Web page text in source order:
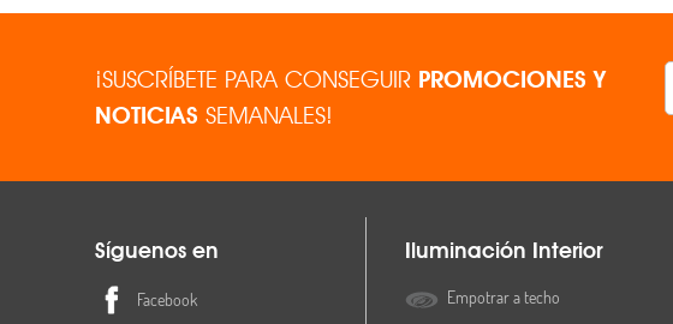
¡SUSCRÍBETE PARA CONSEGUIR PROMOCIONES Y
NOTICIAS SEMANALES!
Síguenos en
Facebook
Iluminación Interior
Empotrar a techo